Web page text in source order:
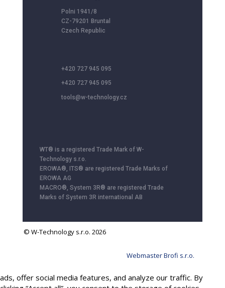
Polni 1941/8
CZ-79201 Bruntal
Czech Republic
+420 727 945 095
+420 727 945 095
tools@w-technology.cz
WT® is a registered Trade Mark of W-
Technology s.r.o.
EROWA®, ITS® are registered Trade Marks of
EROWA AG
MACRO®, System 3R® are registered Trade
Marks of System 3R international AB
© W-Technology s.r.o. 2026
Webmaster Brofi s.r.o.
ads, offer social media features, and analyze our traffic. By